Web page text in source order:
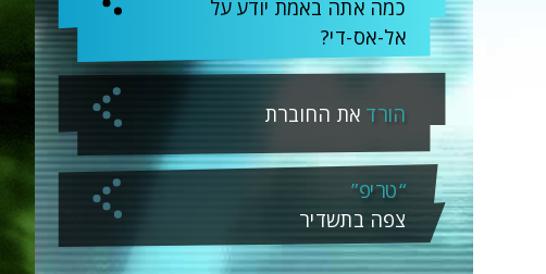
כמה אתה באמת יודע על
אל-אס-די?
הורד את החוברת
“טריפ”
צפה בתשדיר